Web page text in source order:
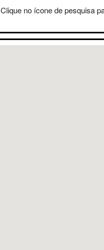
Clique no ícone de pesquisa